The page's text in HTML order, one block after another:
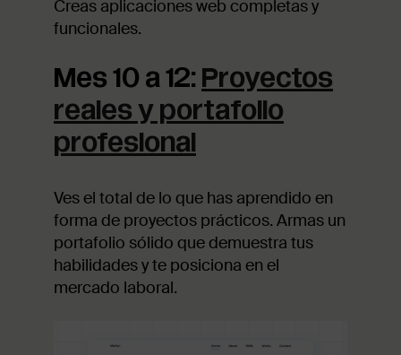
Creas aplicaciones web completas y
funcionales.
Mes 10 a 12: Proyectos
reales y portafolio
profesional
Ves el total de lo que has aprendido en
forma de proyectos prácticos. Armas un
portafolio sólido que demuestra tus
habilidades y te posiciona en el
mercado laboral.